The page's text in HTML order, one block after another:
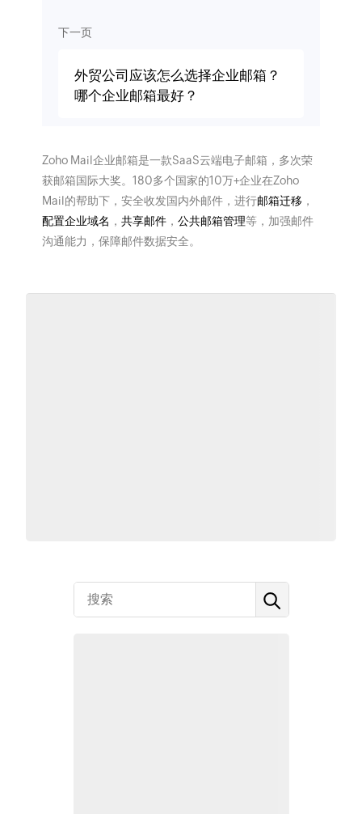
下一页
外贸公司应该怎么选择企业邮箱？
哪个企业邮箱最好？
Zoho Mail企业邮箱是一款SaaS云端电子邮箱，多次荣
获邮箱国际大奖。180多个国家的10万+企业在Zoho
Mail的帮助下，安全收发国内外邮件，进行邮箱迁移 ，
配置企业域名 ， 共享邮件， 公共邮箱管理等，加强邮件
沟通能力，保障邮件数据安全。